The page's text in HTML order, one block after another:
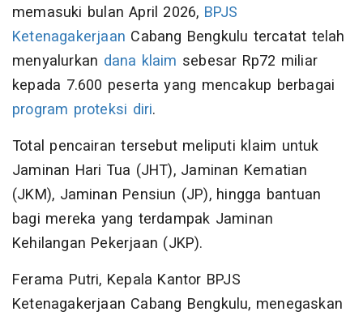
memasuki bulan April 2026, BPJS
Ketenagakerjaan Cabang Bengkulu tercatat telah
menyalurkan dana klaim sebesar Rp72 miliar
kepada 7.600 peserta yang mencakup berbagai
program proteksi diri.
Total pencairan tersebut meliputi klaim untuk
Jaminan Hari Tua (JHT), Jaminan Kematian
(JKM), Jaminan Pensiun (JP), hingga bantuan
bagi mereka yang terdampak Jaminan
Kehilangan Pekerjaan (JKP).
Ferama Putri, Kepala Kantor BPJS
Ketenagakerjaan Cabang Bengkulu, menegaskan